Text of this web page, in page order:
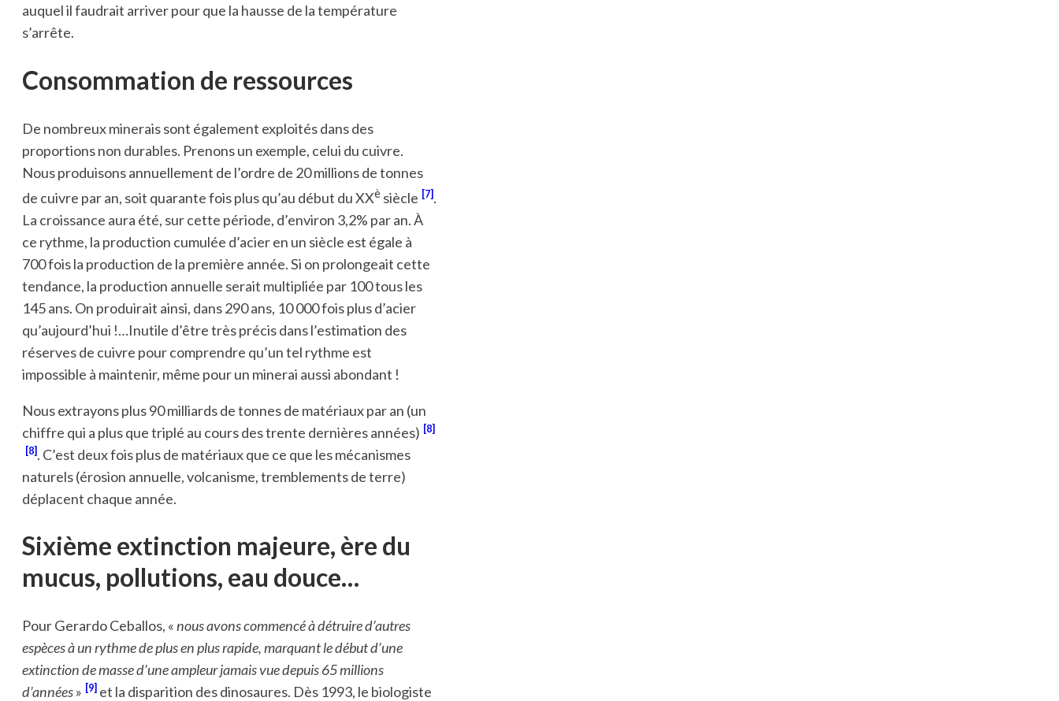
auquel il faudrait arriver pour que la hausse de la température
s’arrête.
Consommation de ressources
De nombreux minerais sont également exploités dans des
proportions non durables. Prenons un exemple, celui du cuivre.
Nous produisons annuellement de l’ordre de 20 millions de tonnes
de cuivre par an, soit quarante fois plus qu’au début du XXè siècle 7 .
La croissance aura été, sur cette période, d’environ 3,2% par an. À
ce rythme, la production cumulée d’acier en un siècle est égale à
700 fois la production de la première année. Si on prolongeait cette
tendance, la production annuelle serait multipliée par 100 tous les
145 ans. On produirait ainsi, dans 290 ans, 10 000 fois plus d’acier
qu’aujourd’hui !…Inutile d’être très précis dans l’estimation des
réserves de cuivre pour comprendre qu’un tel rythme est
impossible à maintenir, même pour un minerai aussi abondant !
Nous extrayons plus 90 milliards de tonnes de matériaux par an (un
chiffre qui a plus que triplé au cours des trente dernières années) 8
[8]. C’est deux fois plus de matériaux que ce que les mécanismes
naturels (érosion annuelle, volcanisme, tremblements de terre)
déplacent chaque année.
Sixième extinction majeure, ère du
mucus, pollutions, eau douce…
Pour Gerardo Ceballos, «nous avons commencé à détruire d’autres
espèces à un rythme de plus en plus rapide, marquant le début d’une
extinction de masse d’une ampleur jamais vue depuis 65 millions
d’années» 9 et la disparition des dinosaures. Dès 1993, le biologiste